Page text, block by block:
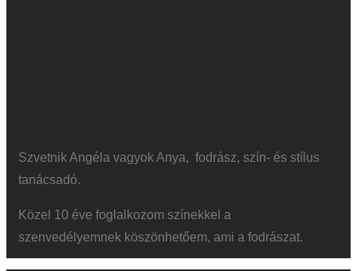
Szvetnik Angéla vagyok Anya, fodrász, szín- és stílus
tanácsadó.
Közel 10 éve foglalkozom színekkel a
szenvedélyemnek köszönhetőem, ami a fodrászat.